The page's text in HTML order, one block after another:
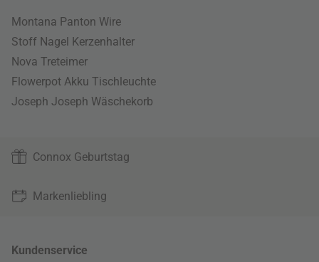
Montana Panton Wire
Stoff Nagel Kerzenhalter
Nova Treteimer
Flowerpot Akku Tischleuchte
Joseph Joseph Wäschekorb
Connox Geburtstag
Markenliebling
Kundenservice